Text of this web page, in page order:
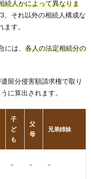
続人かによって異なりま
、それ以外の相続人構成な
す。
は、 各人の法定相続分の
留分侵害額請求権で取り
に算出されます。
子
ど
も
父
母
兄弟姉妹
– – –